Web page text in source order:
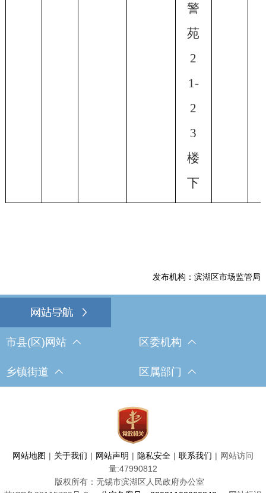
警
苑
2
1-
2
3
楼
下
发布机构：滨湖区市场监管局
市县(区)网站 区委机构
乡镇街道 区属部门
网站地图 | 关于我们 | 网站声明 | 隐私安全 | 联系我们 | 网站访问
量:47990812
版权所有：无锡市滨湖区人民政府办公室